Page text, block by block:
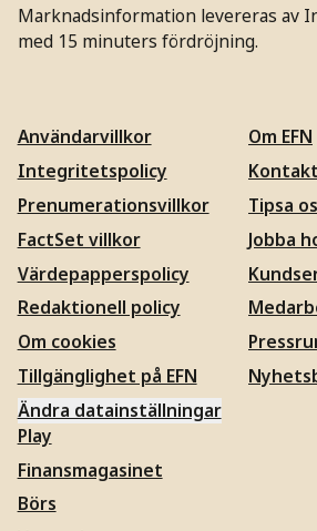
Marknadsinformation levereras av
med 15 minuters fördröjning.
Användarvillkor
Integritetspolicy
Prenumerationsvillkor
FactSet villkor
Värdepapperspolicy
Redaktionell policy
Om cookies
Tillgänglighet på EFN
Ändra datainställningar
Om EFN
Tipsa
Jobba
Play
Finansmagasinet
Börs